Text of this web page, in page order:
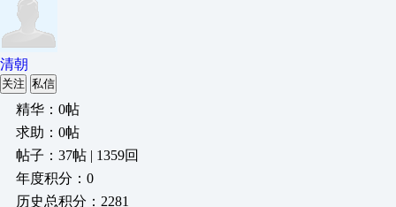
清朝
关注 私信
精华：0帖
求助：0帖
帖子：37帖 | 1359回
年度积分：0
历史总积分：2281